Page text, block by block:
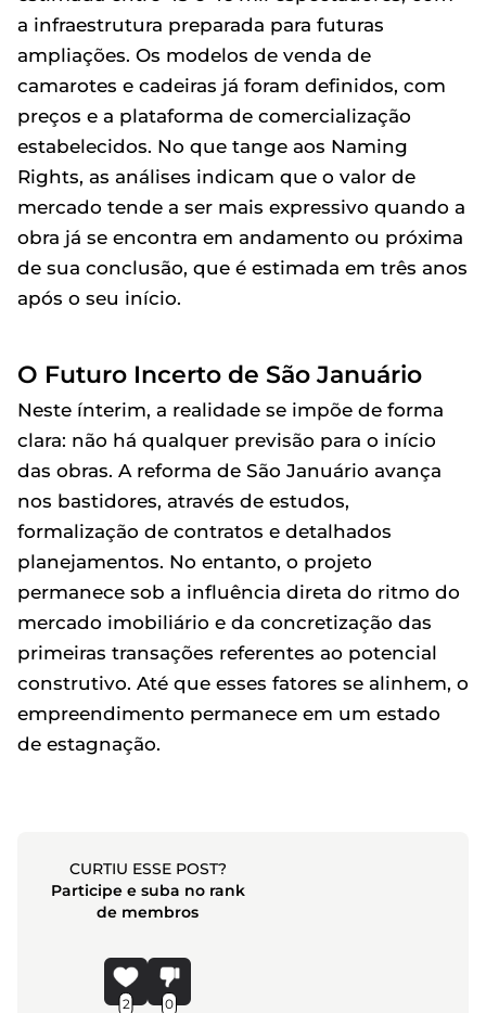
a infraestrutura preparada para futuras
ampliações. Os modelos de venda de
camarotes e cadeiras já foram definidos, com
preços e a plataforma de comercialização
estabelecidos. No que tange aos Naming
Rights, as análises indicam que o valor de
mercado tende a ser mais expressivo quando a
obra já se encontra em andamento ou próxima
de sua conclusão, que é estimada em três anos
após o seu início.
O Futuro Incerto de São Januário
Neste ínterim, a realidade se impõe de forma
clara: não há qualquer previsão para o início
das obras. A reforma de São Januário avança
nos bastidores, através de estudos,
formalização de contratos e detalhados
planejamentos. No entanto, o projeto
permanece sob a influência direta do ritmo do
mercado imobiliário e da concretização das
primeiras transações referentes ao potencial
construtivo. Até que esses fatores se alinhem, o
empreendimento permanece em um estado
de estagnação.
CURTIU ESSE POST?
Participe e suba no rank
de membros
2 0